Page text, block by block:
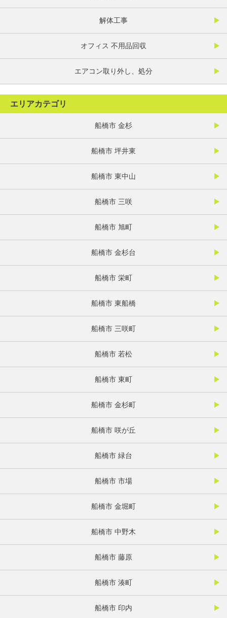
解体工事
オフィス 不用品回収
エアコン取り外し、処分
エリアカテゴリ
船橋市 金杉
船橋市 坪井東
船橋市 東中山
船橋市 三咲
船橋市 旭町
船橋市 金杉台
船橋市 栄町
船橋市 東船橋
船橋市 三咲町
船橋市 若松
船橋市 東町
船橋市 金杉町
船橋市 咲が丘
船橋市 緑台
船橋市 市場
船橋市 金堀町
船橋市 中野木
船橋市 藤原
船橋市 湊町
船橋市 印内